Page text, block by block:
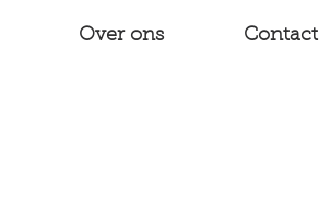
Over ons Contact